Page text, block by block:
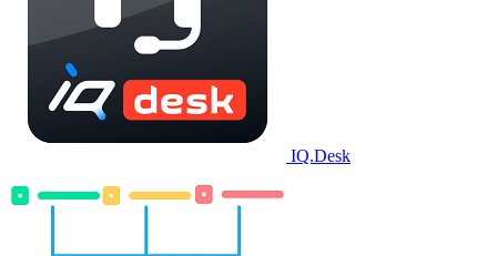
IQ.Desk